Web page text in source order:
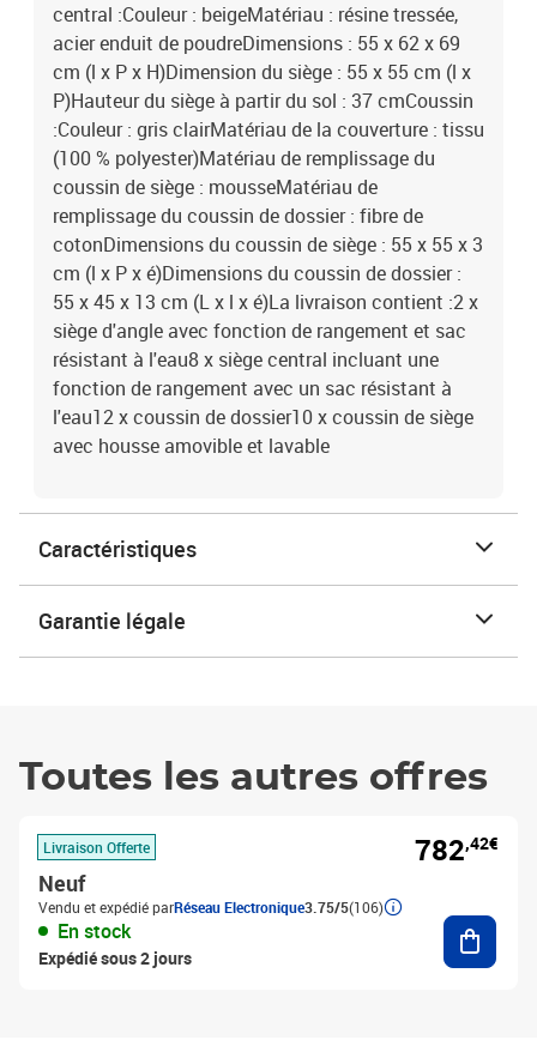
central :Couleur : beigeMatériau : résine tressée,
acier enduit de poudreDimensions : 55 x 62 x 69
cm (l x P x H)Dimension du siège : 55 x 55 cm (l x
P)Hauteur du siège à partir du sol : 37 cmCoussin
:Couleur : gris clairMatériau de la couverture : tissu
(100 % polyester)Matériau de remplissage du
coussin de siège : mousseMatériau de
remplissage du coussin de dossier : fibre de
cotonDimensions du coussin de siège : 55 x 55 x 3
cm (l x P x é)Dimensions du coussin de dossier :
55 x 45 x 13 cm (L x l x é)La livraison contient :2 x
siège d'angle avec fonction de rangement et sac
résistant à l'eau8 x siège central incluant une
fonction de rangement avec un sac résistant à
l'eau12 x coussin de dossier10 x coussin de siège
avec housse amovible et lavable
Caractéristiques
Garantie légale
Toutes les autres offres
Livraison Offerte
Neuf
Vendu et expédié parRéseau Electronique3.75/5(106)
En stock
Expédié sous 2 jours
782,42€